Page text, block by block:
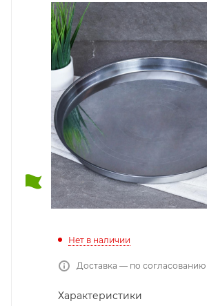
Нет в наличии
Доставка — по согласованию
Характеристики